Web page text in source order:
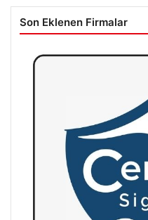
Son Eklenen Firmalar